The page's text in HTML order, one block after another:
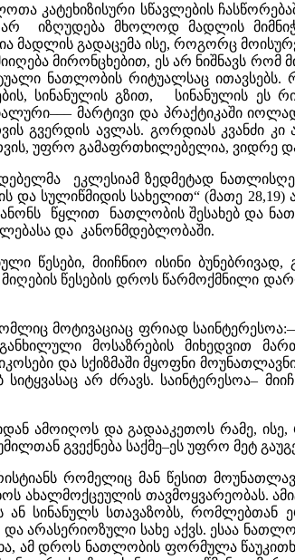
კატეხიზისური სწავლების
იზღუდება მხოლოდ მადლის
მადლის გადაცემა ისე, როგორც
მირონცხებით, ეს არ ნიშნავს რომ
ნათლობის რიტუალსაც
სინანულის გზით, სინანულის ეს
მარტივი და პრაქტიკაში იოლად
გვერდის ავლას. გორდიას კვანძი
უფრო გამაფრთხილებელია, ვიდრე
ეკლესიამ ზედმეტად
სულიწმიდის სახელით“ (მათე 28,19)
წყლით ნათლობის შესახებ და
და კანონმდებლობაში.
წესები, მიიჩნიო ისინი
წესების დროს წარმოქმნილი
მოტივაციაც ფრიად
მოსაზრების მიხედვით
და სქიზმაში მყოფნი
არ ძრავს. საინტერესოა–
ამოიღოს და გადააკეთოს რამე,
გვექნება საქმე–ეს უფრო მეტ
რომელიც მან წესით
ახალმოქცეულის თავმოყვარეობას.
სინანულს სთავაზობს, რომლებთან
არასერიოზული სახე აქვს. ესაა
ამ დროს ნათლობის ფორმულა